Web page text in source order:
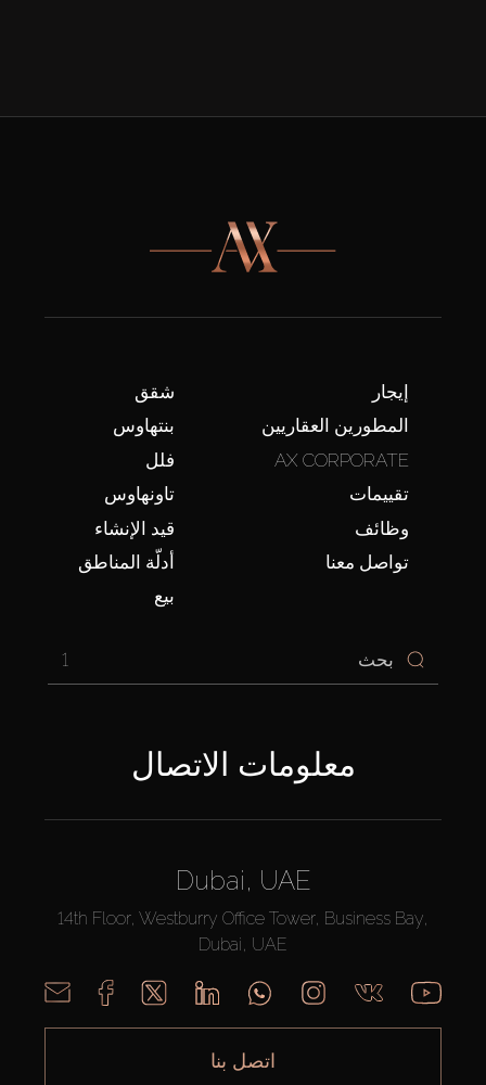
شقق
بنتهاوس
فلل
تاونهاوس
قيد الإنشاء
أدلّة المناطق
بيع
إيجار
المطورين العقاريين
AX CORPORATE
تقييمات
وظائف
تواصل معنا
1
معلومات الاتصال
Dubai, UAE
14th Floor, Westburry Office Tower, Business Bay,
Dubai, UAE
اتصل بنا